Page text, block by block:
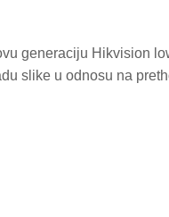
generaciju Hikvision
slike u odnosu na